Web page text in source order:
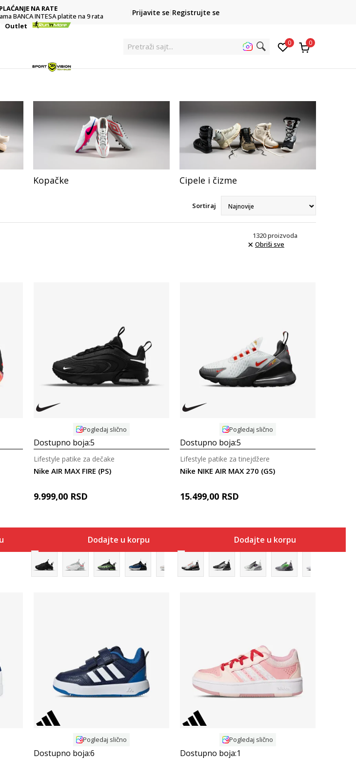
PLAĆANJE NA RATE
BANCA INTESA platite na 9 rata
POZOVITE NAS
011 422 1422
Prijavite se Registrujte se
Outlet
Pretraži 0 0
Kopačke Cipele i čizme
Sortiraj
1320proizvoda
Obriši sve
Uporedi
Pogledaj slično
Dostupno boja:5
Nike AIR MAX FIRE (PS)
Lifestyle patike za dečake
9.999,00 RSD
Dodajte u korpu
Uporedi
Pogledaj slično
Dostupno boja:5
Nike NIKE AIR MAX 270 (GS)
Lifestyle patike za tinejdžere
15.499,00 RSD
Dodajte u korpu
Uporedi
Pogledaj slično
Dostupno boja:6
Uporedi
Pogledaj slično
Dostupno boja:1